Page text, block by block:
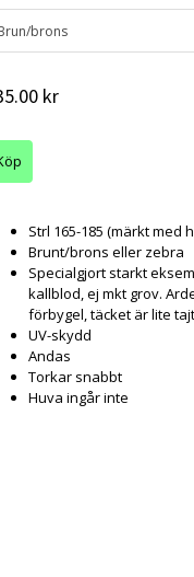
brons
kr
Strl 165-185 (märkt med
Brunt/brons eller zebra
Specialgjort starkt
kallblod, ej mkt grov.
förbygel, täcket är lite
UV-skydd
Andas
Torkar snabbt
Huva ingår inte